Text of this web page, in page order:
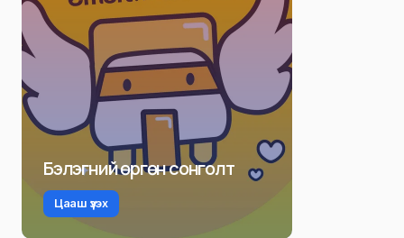
Бэлэгний өргөн сонголт
Цааш үзэх